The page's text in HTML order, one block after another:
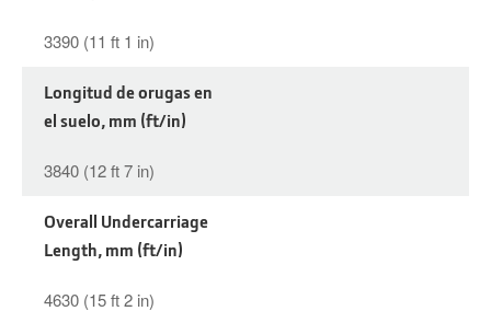
3390 (11 ft 1 in)
Longitud de orugas en
el suelo, mm (ft/in)
3840 (12 ft 7 in)
Overall Undercarriage
Length, mm (ft/in)
4630 (15 ft 2 in)